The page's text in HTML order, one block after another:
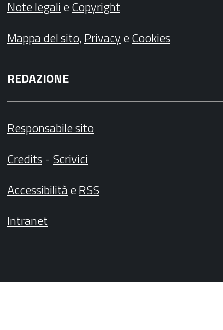
Note legalieCopyright
Mappa del sito,PrivacyeCookies
REDAZIONE
Responsabile sito
Credits- Scrivici
AccessibilitàeRSS
Intranet